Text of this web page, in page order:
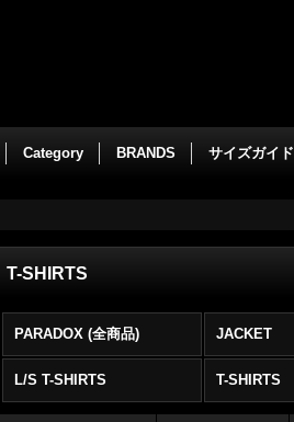
Category BRANDS サイズガイド
T-SHIRTS
PARADOX (全商品) JACKET
L/S T-SHIRTS T-SHIRTS